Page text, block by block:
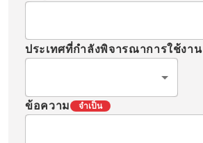
ประเทศที่กำลังพิจารณาการใช้งาน
ข้อความ จำเป็น